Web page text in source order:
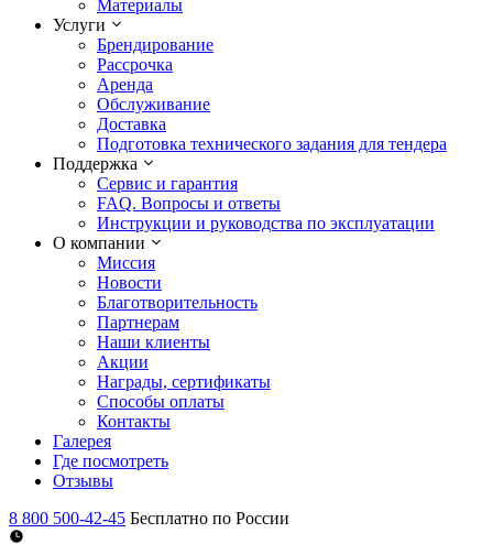
Материалы
Услуги
Брендирование
Рассрочка
Аренда
Обслуживание
Доставка
Подготовка технического задания для тендера
Поддержка
Сервис и гарантия
FAQ. Вопросы и ответы
Инструкции и руководства по эксплуатации
О компании
Миссия
Новости
Благотворительность
Партнерам
Наши клиенты
Акции
Награды, сертификаты
Способы оплаты
Контакты
Галерея
Где посмотреть
Отзывы
8 800 500-42-45 Бесплатно по России